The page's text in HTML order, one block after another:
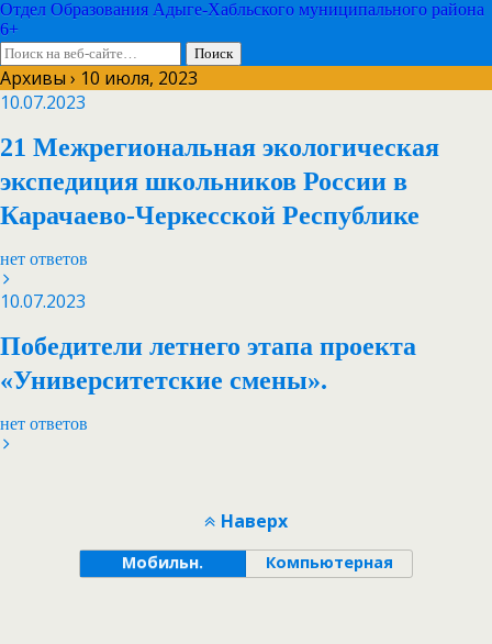
Отдел Образования Адыге-Хабльского муниципального района
6+
Архивы › 10 июля, 2023
10.07.2023
21 Межрегиональная экологическая
экспедиция школьников России в
Карачаево-Черкесской Республике
нет ответов
10.07.2023
Победители летнего этапа проекта
«Университетские смены».
нет ответов
Наверх
Мобильн. Компьютерная